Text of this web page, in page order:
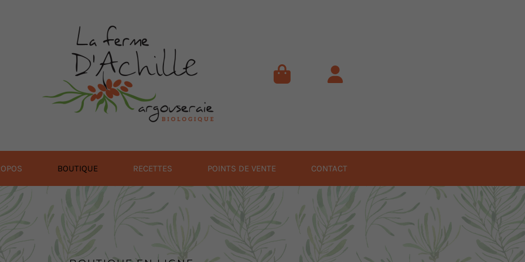
BOUTIQUE RECETTES POINTS DE VENTE CONTACT